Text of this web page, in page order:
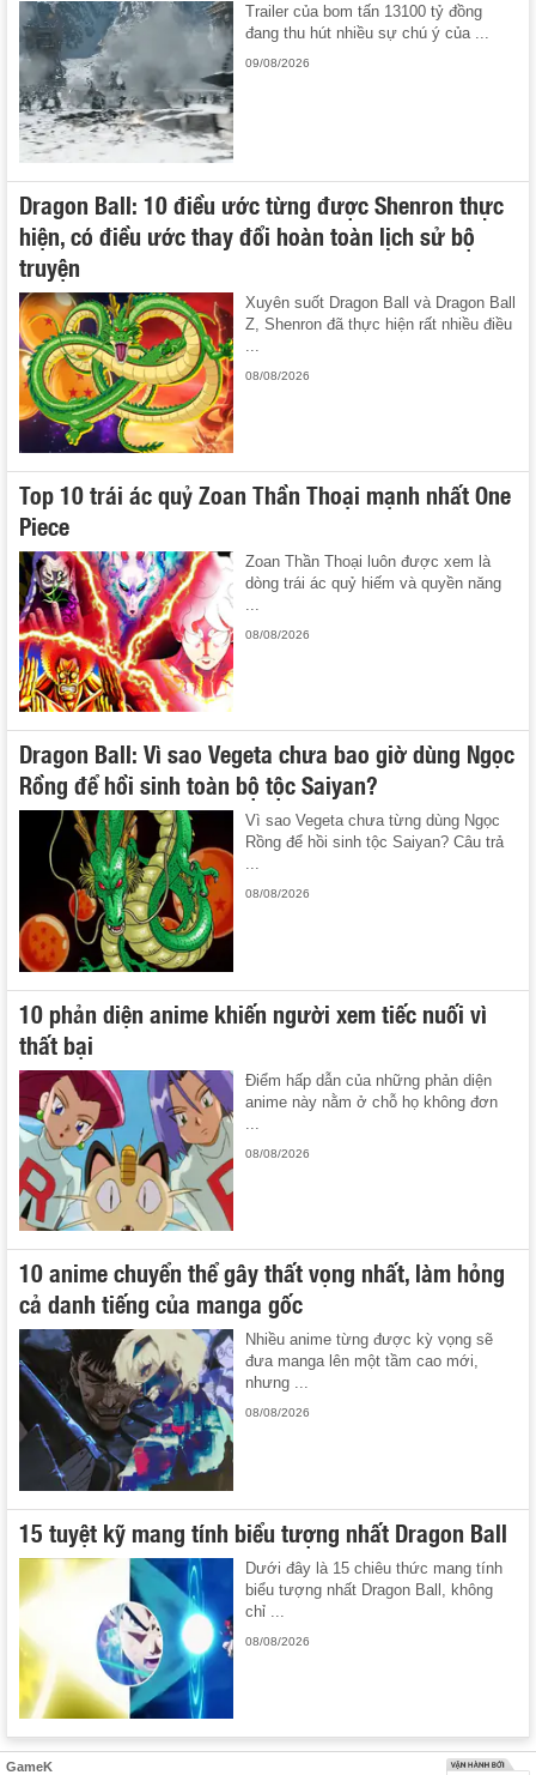
Trailer của bom tấn 13100 tỷ đồng
đang thu hút nhiều sự chú ý của ...
09/08/2026
Dragon Ball: 10 điều ước từng được Shenron thực
hiện, có điều ước thay đổi hoàn toàn lịch sử bộ
truyện
Xuyên suốt Dragon Ball và Dragon Ball
Z, Shenron đã thực hiện rất nhiều điều
08/08/2026
Top 10 trái ác quỷ Zoan Thần Thoại mạnh nhất One
Piece
Zoan Thần Thoại luôn được xem là
dòng trái ác quỷ hiếm và quyền năng
...
08/08/2026
Dragon Ball: Vì sao Vegeta chưa bao giờ dùng Ngọc
Rồng để hồi sinh toàn bộ tộc Saiyan?
Vì sao Vegeta chưa từng dùng Ngọc
Rồng để hồi sinh tộc Saiyan? Câu trả
...
08/08/2026
10 phản diện anime khiến người xem tiếc nuối vì
thất bại
Điểm hấp dẫn của những phản diện
anime này nằm ở chỗ họ không đơn
08/08/2026
10 anime chuyển thể gây thất vọng nhất, làm hỏng
cả danh tiếng của manga gốc
Nhiều anime từng được kỳ vọng sẽ
đưa manga lên một tầm cao mới,
nhưng ...
08/08/2026
15 tuyệt kỹ mang tính biểu tượng nhất Dragon Ball
Dưới đây là 15 chiêu thức mang tính
biểu tượng nhất Dragon Ball, không
chỉ ...
08/08/2026
GameK